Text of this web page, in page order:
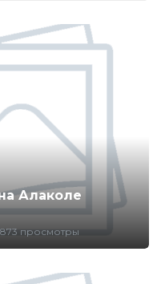
Алаколе
просмотры